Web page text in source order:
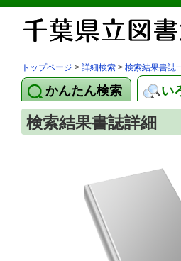
トップページ > 詳細検索 > 検索結果書誌
かんたん検索 い
検索結果書誌詳細